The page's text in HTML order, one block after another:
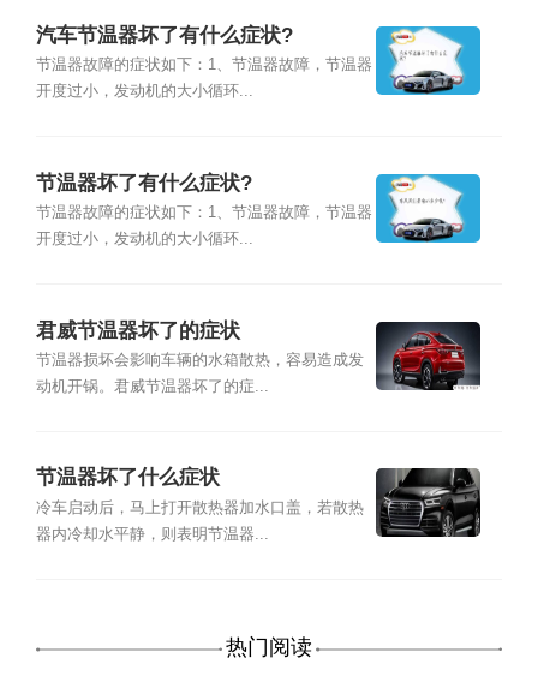
汽车节温器坏了有什么症状?
节温器故障的症状如下：1、节温器故障，节温器
开度过小，发动机的大小循环...
节温器坏了有什么症状?
节温器故障的症状如下：1、节温器故障，节温器
开度过小，发动机的大小循环...
君威节温器坏了的症状
节温器损坏会影响车辆的水箱散热，容易造成发
动机开锅。君威节温器坏了的症...
节温器坏了什么症状
冷车启动后，马上打开散热器加水口盖，若散热
器内冷却水平静，则表明节温器...
热门阅读